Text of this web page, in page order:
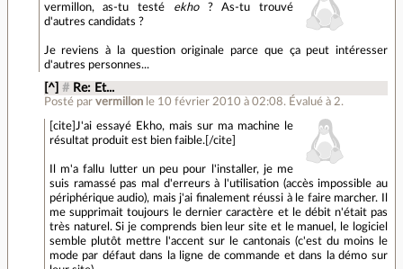
vermillon, as-tu testé
ekho? As-tu trouvé
d'autres candidats ?
Je reviens à la question originale parce que ça peut intéresser
d'autres personnes...
[^] # Re: Et...
Posté par vermillon le 10 février 2010 à 02:08. Évalué à 2.
[cite]J'ai essayé Ekho, mais sur ma machine le
résultat produit est bien faible.[/cite]
Il m'a fallu lutter un peu pour l'installer, je me
suis ramassé pas mal d'erreurs à l'utilisation (accès impossible au
périphérique audio), mais j'ai finalement réussi à le faire marcher. Il
me supprimait toujours le dernier caractère et le débit n'était pas
très naturel. Si je comprends bien leur site et le manuel, le logiciel
semble plutôt mettre l'accent sur le cantonais (c'est du moins le
mode par défaut dans la ligne de commande et dans la démo sur